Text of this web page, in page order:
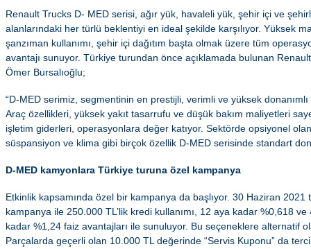
Renault Trucks D- MED serisi, ağır yük, havaleli yük, şehir içi ve
alanlarındaki her türlü beklentiyi en ideal şekilde karşılıyor. Yüksek
şanzıman kullanımı, şehir içi dağıtım başta olmak üzere tüm
avantajı sunuyor. Türkiye turundan önce açıklamada bulunan
Ömer Bursalıoğlu;
“D-MED serimiz, segmentinin en prestijli, verimli ve yüksek donanımlı
Araç özellikleri, yüksek yakıt tasarrufu ve düşük bakım maliyetleri
işletim giderleri, operasyonlara değer katıyor. Sektörde opsiyonel
süspansiyon ve klima gibi birçok özellik D-MED serisinde standart
D-MED kamyonlara Türkiye turuna özel kampanya
Etkinlik kapsamında özel bir kampanya da başlıyor. 30 Haziran
kampanya ile 250.000 TL’lik kredi kullanımı, 12 aya kadar %0,618
kadar %1,24 faiz avantajları ile sunuluyor. Bu seçeneklere alternatif
Parçalarda geçerli olan 10.000 TL değerinde “Servis Kuponu” da